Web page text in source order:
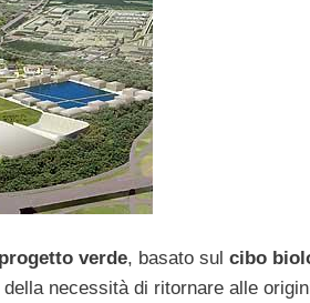
progetto verde, basato sul cibo
necessità di ritornare alle